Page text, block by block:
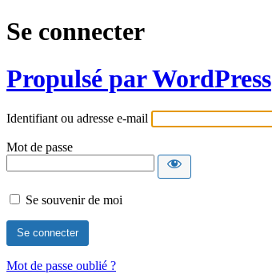
Se connecter
Propulsé par WordPress
Identifiant ou adresse e-mail
Mot de passe
Se souvenir de moi
Mot de passe oublié ?